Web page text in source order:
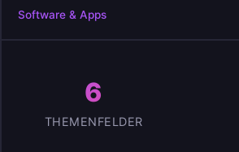
Software & Apps
6
THEMENFELDER